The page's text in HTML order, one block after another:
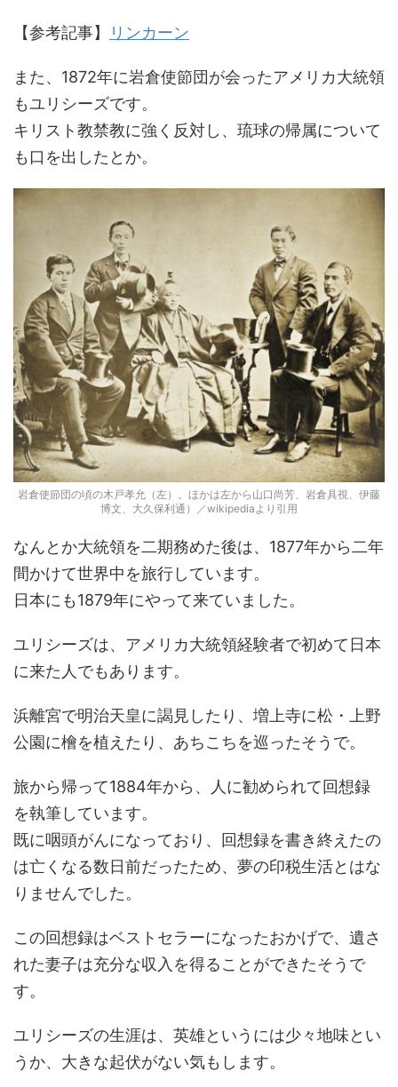
【参考記事】 リンカーン
また、1872年に岩倉使節団が会ったアメリカ大統領
もユリシーズです。
キリスト教禁教に強く反対し、琉球の帰属について
も口を出したとか。
岩倉使節団の頃の木戸孝允（左）。ほかは左から山口尚芳、岩倉具視、伊藤
博文、大久保利通）／wikipediaより引用
なんとか大統領を二期務めた後は、1877年から二年
間かけて世界中を旅行しています。
日本にも1879年にやって来ていました。
ユリシーズは、アメリカ大統領経験者で初めて日本
に来た人でもあります。
浜離宮で明治天皇に謁見したり、増上寺に松・上野
公園に檜を植えたり、あちこちを巡ったそうで。
旅から帰って1884年から、人に勧められて回想録
を執筆しています。
既に咽頭がんになっており、回想録を書き終えたの
は亡くなる数日前だったため、夢の印税生活とはな
りませんでした。
この回想録はベストセラーになったおかげで、遺さ
れた妻子は充分な収入を得ることができたそうで
す。
ユリシーズの生涯は、英雄というには少々地味とい
うか、大きな起伏がない気もします。